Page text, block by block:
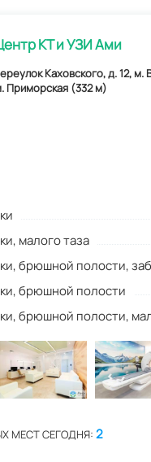
КТ и УЗИ Ами
Каховского, д. 12,
Приморская (332 м)
малого таза
брюшной полости,
брюшной полости
брюшной полости,
МЕСТ СЕГОДНЯ: 2